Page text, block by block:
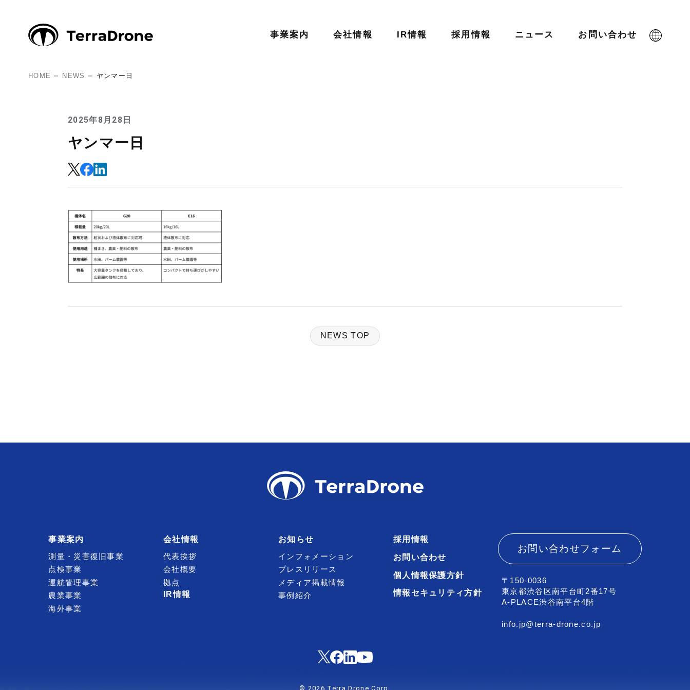
事業案内 会社情報 IR情報 採用情報 ニュース お問い合わせ
HOME NEWS ヤンマー日
2025年8月28日
ヤンマー日
NEWS TOP
事業案内
測量・災害復旧事業
点検事業
運航管理事業
農業事業
海外事業
会社情報
代表挨拶
会社概要
拠点
IR情報
お知らせ
インフォメーション
プレスリリース
メディア掲載情報
事例紹介
採用情報
お問い合わせ
個人情報保護方針
情報セキュリティ方針
お問い合わせフォーム
〒150-0036
東京都渋谷区南平台町2番17号
A-PLACE渋谷南平台4階
info.jp@terra-drone.co.jp
© 2026 Terra Drone Corp.